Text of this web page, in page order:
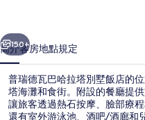
塔
別
墅
飯
個 下一個
150+
簡介客房地點規定
普瑞德瓦巴哈拉塔別墅飯店的
塔海灘和食街。附設的餐廳提
讓旅客透過熱石按摩、臉部療
還有室外游泳池、酒吧/酒廊和